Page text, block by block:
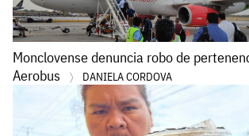
Monclovense denuncia robo de
Aerobus
DANIELA CORDOVA